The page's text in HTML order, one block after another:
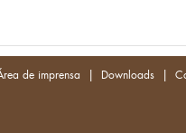
de imprensa | Downloads |